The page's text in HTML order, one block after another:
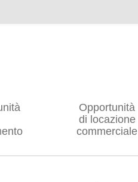
Opportunità
di locazione
commerciale